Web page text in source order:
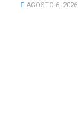
AGOSTO 6, 2026